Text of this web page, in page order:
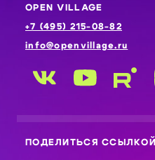
OPEN VILLAGE
+7 (495) 215-08-82
info@openvillage.ru
ПОДЕЛИТЬСЯ ССЫЛКОЙ